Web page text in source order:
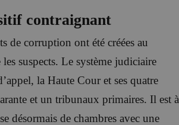
contraignant
de corruption ont été créées au
suspects. Le système judiciaire
la Haute Cour et ses quatre
et un tribunaux primaires. Il est à
désormais de chambres avec une